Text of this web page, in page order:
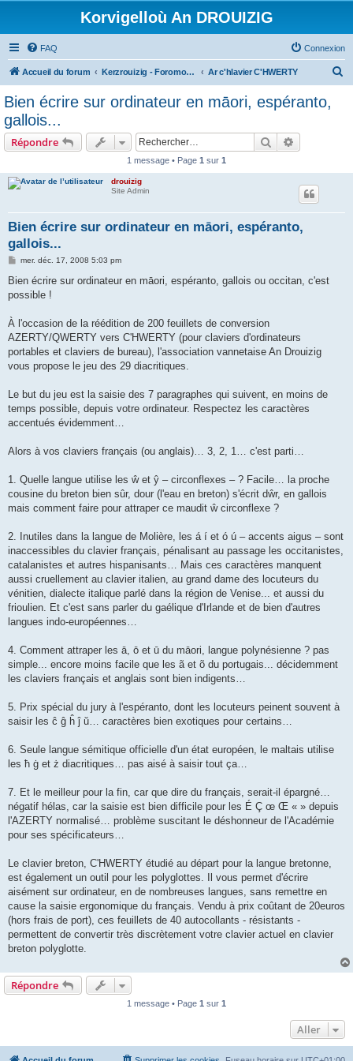
Korvigelloù An DROUIZIG
FAQ Connexion
Accueil du forum Kerzrouizig - Foromoù An Drouizig Ar c'hlavier C'HWERTY
Bien écrire sur ordinateur en māori, espéranto,
gallois...
Répondre Rechercher
1 message • Page 1 sur 1
drouizig
Site Admin
Bien écrire sur ordinateur en māori, espéranto,
gallois...
M
s
a
mer. déc. 17, 2008 5:03 pm
Bien écrire sur ordinateur en māori, espéranto, gallois ou occitan, c'est
possible !
À l'occasion de la réédition de 200 feuillets de conversion
AZERTY/QWERTY vers C'HWERTY (pour claviers d'ordinateurs
portables et claviers de bureau), l'association vannetaise An Drouizig
vous propose le jeu des 29 diacritiques.
Le but du jeu est la saisie des 7 paragraphes qui suivent, en moins de
temps possible, depuis votre ordinateur. Respectez les caractères
accentués évidemment…
Alors à vos claviers français (ou anglais)… 3, 2, 1… c'est parti…
1. Quelle langue utilise les ŵ et ŷ – circonflexes – ? Facile… la proche
cousine du breton bien sûr, dour (l'eau en breton) s'écrit dŵr, en gallois
mais comment faire pour attraper ce maudit ŵ circonflexe ?
2. Inutiles dans la langue de Molière, les á í et ó ú – accents aigus – sont
inaccessibles du clavier français, pénalisant au passage les occitanistes,
catalanistes et autres hispanisants… Mais ces caractères manquent
aussi cruellement au clavier italien, au grand dame des locuteurs du
vénitien, dialecte italique parlé dans la région de Venise... et aussi du
frioulien. Et c'est sans parler du gaélique d'Irlande et de bien d'autres
langues indo-européennes…
4. Comment attraper les ā, ō et ū du māori, langue polynésienne ? pas
simple... encore moins facile que les ã et õ du portugais... décidemment
les claviers français et anglais sont bien indigents…
5. Prix spécial du jury à l'espéranto, dont les locuteurs peinent souvent à
saisir les ĉ ĝ ĥ ĵ ŭ… caractères bien exotiques pour certains…
6. Seule langue sémitique officielle d'un état européen, le maltais utilise
les ħ ġ et ż diacritiques… pas aisé à saisir tout ça…
7. Et le meilleur pour la fin, car que dire du français, serait-il épargné…
négatif hélas, car la saisie est bien difficile pour les É Ç œ Œ « » depuis
l'AZERTY normalisé… problème suscitant le déshonneur de l'Académie
pour ses spécificateurs…
Le clavier breton, C'HWERTY étudié au départ pour la langue bretonne,
est également un outil pour les polyglottes. Il vous permet d'écrire
aisément sur ordinateur, en de nombreuses langues, sans remettre en
cause la saisie ergonomique du français. Vendu à prix coûtant de 20euros
(hors frais de port), ces feuillets de 40 autocollants - résistants -
permettent de convertir très discrètement votre clavier actuel en clavier
breton polyglotte.
Répondre
1 message • Page 1 sur 1
Aller